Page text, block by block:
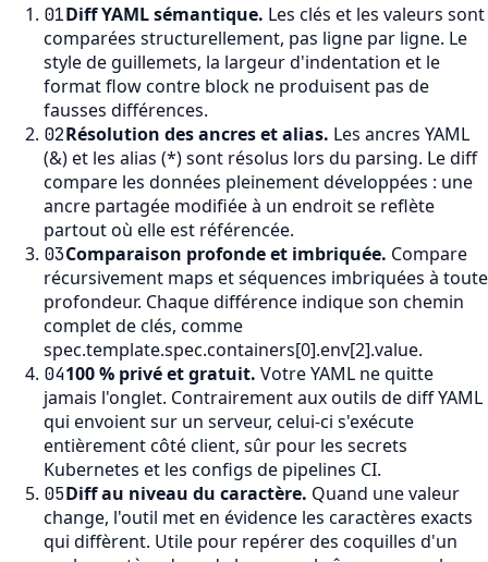
01Diff YAML sémantique. Les clés et les valeurs sont
comparées structurellement, pas ligne par ligne. Le
style de guillemets, la largeur d'indentation et le
format flow contre block ne produisent pas de
fausses différences.
02Résolution des ancres et alias. Les ancres YAML
(&) et les alias (*) sont résolus lors du parsing. Le diff
compare les données pleinement développées : une
ancre partagée modifiée à un endroit se reflète
partout où elle est référencée.
03Comparaison profonde et imbriquée. Compare
récursivement maps et séquences imbriquées à toute
profondeur. Chaque différence indique son chemin
complet de clés, comme
spec.template.spec.containers[0].env[2].value.
04100 % privé et gratuit. Votre YAML ne quitte
jamais l'onglet. Contrairement aux outils de diff YAML
qui envoient sur un serveur, celui-ci s'exécute
entièrement côté client, sûr pour les secrets
Kubernetes et les configs de pipelines CI.
05Diff au niveau du caractère. Quand une valeur
change, l'outil met en évidence les caractères exacts
qui diffèrent. Utile pour repérer des coquilles d'un